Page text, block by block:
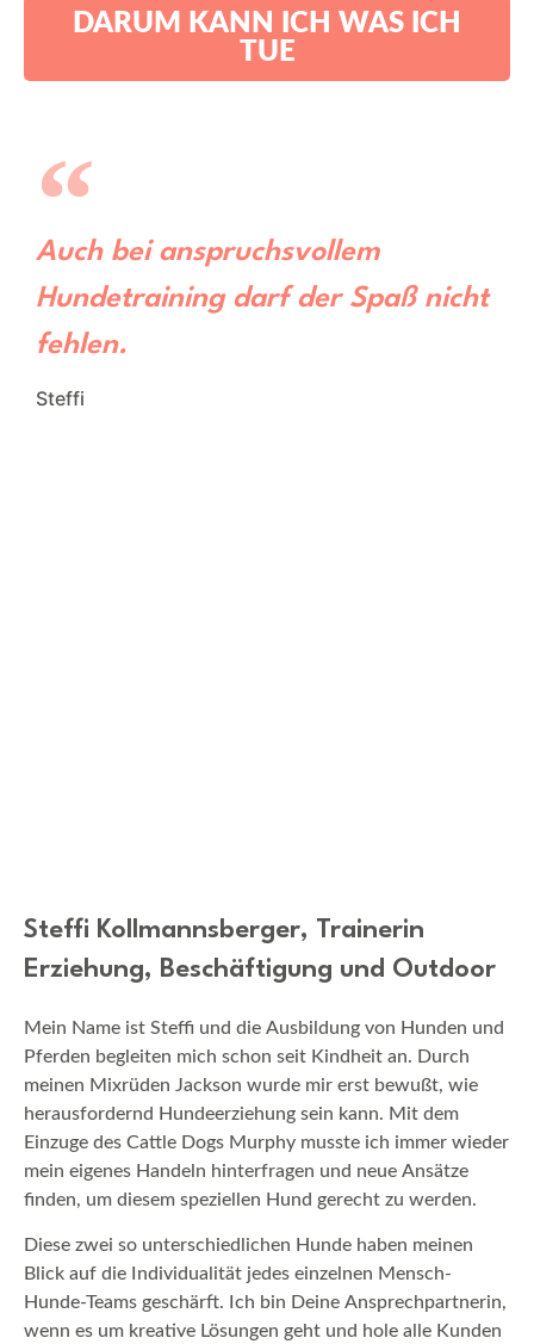
DARUM KANN ICH WAS ICH
TUE
Auch bei anspruchsvollem
Hundetraining darf der Spaß nicht
fehlen.
Steffi
Steffi Kollmannsberger, Trainerin
Erziehung, Beschäftigung und Outdoor
Mein Name ist Steffi und die Ausbildung von Hunden und
Pferden begleiten mich schon seit Kindheit an. Durch
meinen Mixrüden Jackson wurde mir erst bewußt, wie
herausfordernd Hundeerziehung sein kann. Mit dem
Einzuge des Cattle Dogs Murphy musste ich immer wieder
mein eigenes Handeln hinterfragen und neue Ansätze
finden, um diesem speziellen Hund gerecht zu werden.
Diese zwei so unterschiedlichen Hunde haben meinen
Blick auf die Individualität jedes einzelnen Mensch-
Hunde-Teams geschärft. Ich bin Deine Ansprechpartnerin,
wenn es um kreative Lösungen geht und hole alle Kunden